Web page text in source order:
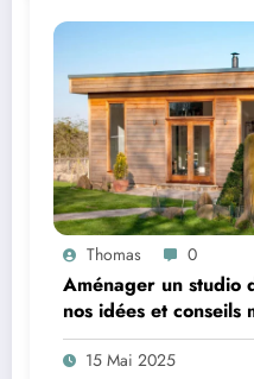
Thomas 0
Aménager un studio
nos idées et conseils
15 Mai 2025